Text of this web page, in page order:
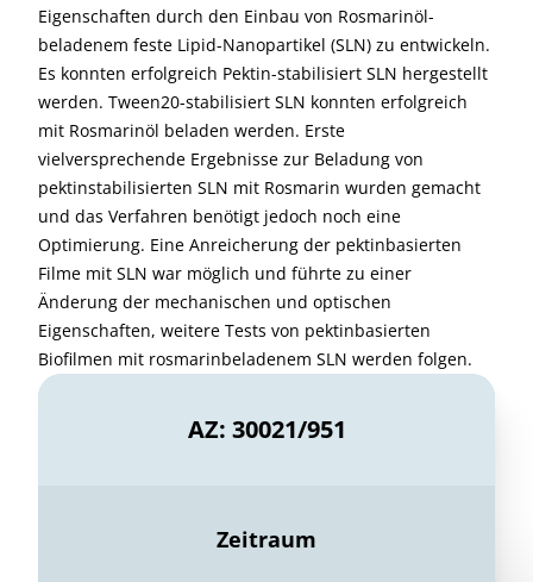
Eigenschaften durch den Einbau von Rosmarinöl-
beladenem feste Lipid-Nanopartikel (SLN) zu entwickeln.
Es konnten erfolgreich Pektin-stabilisiert SLN hergestellt
werden. Tween20-stabilisiert SLN konnten erfolgreich
mit Rosmarinöl beladen werden. Erste
vielversprechende Ergebnisse zur Beladung von
pektinstabilisierten SLN mit Rosmarin wurden gemacht
und das Verfahren benötigt jedoch noch eine
Optimierung. Eine Anreicherung der pektinbasierten
Filme mit SLN war möglich und führte zu einer
Änderung der mechanischen und optischen
Eigenschaften, weitere Tests von pektinbasierten
Biofilmen mit rosmarinbeladenem SLN werden folgen.
AZ: 30021/951
Zeitraum